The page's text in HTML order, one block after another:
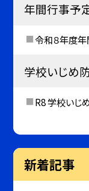
年間行事予
令和８年度年
学校いじめ
R8 学校いじ
新着記事